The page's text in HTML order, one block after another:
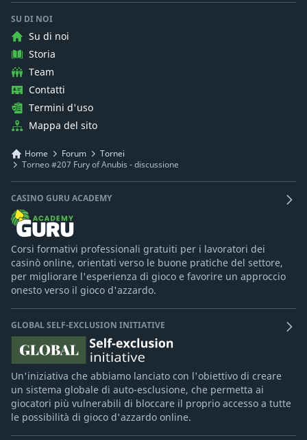
SU DI NOI
Su di noi
Storia
Team
Contatti
Termini d'uso
Mappa del sito
Home Forum
Tornei
Torneo #207 Fury of Anubis - discussione
CASINO GURU ACADEMY
Corsi formativi professionali gratuiti per i lavoratori dei
casinò online, orientati verso le buone pratiche del settore,
per migliorare l'esperienza di gioco e favorire un approccio
onesto verso il gioco d'azzardo.
GLOBAL SELF-EXCLUSION INITIATIVE
Un'iniziativa che abbiamo lanciato con l'obiettivo di creare
un sistema globale di auto-esclusione, che permetta ai
giocatori più vulnerabili di bloccare il proprio accesso a tutte
le possibilità di gioco d'azzardo online.